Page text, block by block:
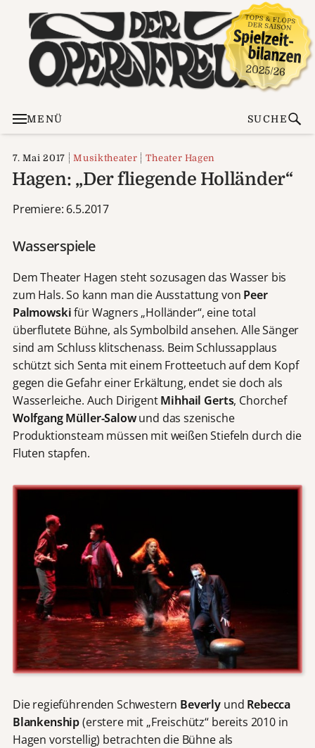
MENÜ SUCHE
7. Mai 2017 Musiktheater Theater Hagen
Hagen: „Der fliegende Holländer“
Premiere: 6.5.2017
Wasserspiele
Dem Theater Hagen steht sozusagen das Wasser bis
zum Hals. So kann man die Ausstattung von Peer
Palmowskifür Wagners „Holländer“, eine total
überflutete Bühne, als Symbolbild ansehen. Alle Sänger
sind am Schluss klitschenass. Beim Schlussapplaus
schützt sich Senta mit einem Frotteetuch auf dem Kopf
gegen die Gefahr einer Erkältung, endet sie doch als
Wasserleiche. Auch DirigentMihhail Gerts, Chorchef
Wolfgang Müller-Salowund das szenische
Produktionsteam müssen mit weißen Stiefeln durch die
Fluten stapfen.
Die regieführenden Schwestern Beverly und Rebecca
Blankenship(erstere mit „Freischütz“ bereits 2010 in
Hagen vorstellig) betrachten die Bühne als